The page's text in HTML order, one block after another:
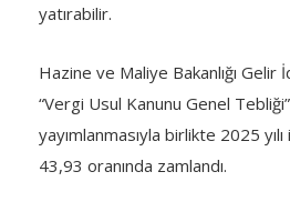
yatırabilir.
Hazine ve Maliye Bakanlığı Gelir
“Vergi Usul Kanunu Genel
yayımlanmasıyla birlikte 2025
43,93 oranında zamlandı.